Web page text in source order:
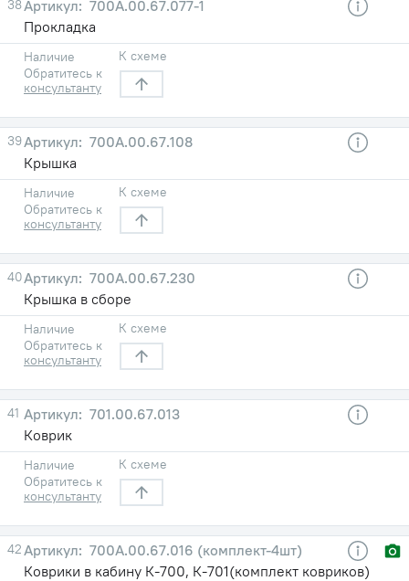
38
700А.00.67.077-1
Прокладка
Наличие
Обратитесь к
консультанту
К схеме
39
700А.00.67.108
Крышка
Наличие
Обратитесь к
консультанту
К схеме
40
700А.00.67.230
Крышка в сборе
Наличие
Обратитесь к
консультанту
К схеме
41
701.00.67.013
Коврик
Наличие
Обратитесь к
консультанту
К схеме
42
700А.00.67.016 (комплект-4шт)
Коврики в кабину К-700, К-701(комплект ковриков)